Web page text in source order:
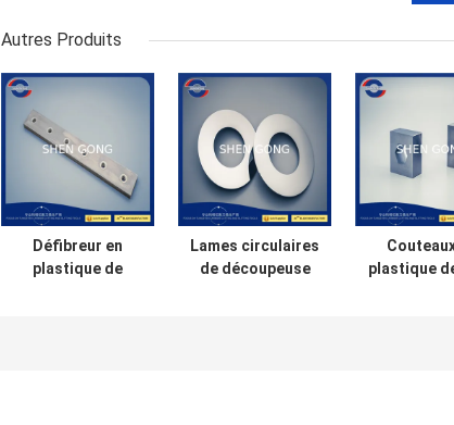
Autres Produits
Défibreur en
plastique de
Lames circulaires
de découpeuse
plastique